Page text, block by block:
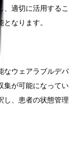
、適切に活用するこ
なります。
なウェアラブルデバ
集が可能になってい
し、患者の状態管理